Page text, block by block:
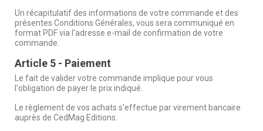
Un récapitulatif des informations de votre commande et des
présentes Conditions Générales, vous sera communiqué en
format PDF via l'adresse e-mail de confirmation de votre
commande.
Article 5 - Paiement
Le fait de valider votre commande implique pour vous
l'obligation de payer le prix indiqué.
Le règlement de vos achats s'effectue par virement bancaire
auprès de CedMag Editions.